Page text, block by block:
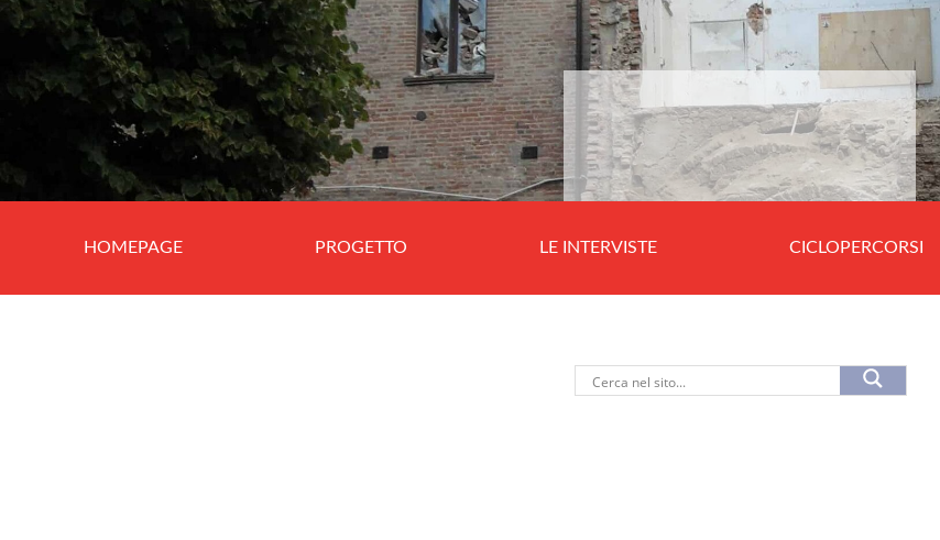
HOMEPAGE PROGETTO LE INTERVISTE CICLOPERCORSI